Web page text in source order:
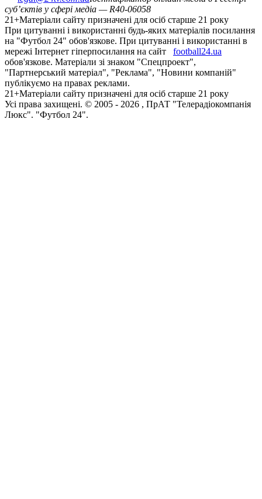
суб’єктів у сфері медіа — R40-06058
21+Матеріали сайту призначені для осіб старше 21 року
При цитуванні і використанні будь-яких матеріалів посилання
на "Футбол 24" обов'язкове. При цитуванні і використанні в
мережі Інтернет гіперпосилання на сайт
football24.ua
обов'язкове. Матеріали зі знаком "Спецпроект",
"Партнерський матеріал", "Реклама", "Новини компаній"
публікуємо на правах реклами.
21+Матеріали сайту призначені для осіб старше 21 року
Усi права захищенi. © 2005 - 2026 , ПрАТ "Телерадіокомпанія
Люкс". "Футбол 24".